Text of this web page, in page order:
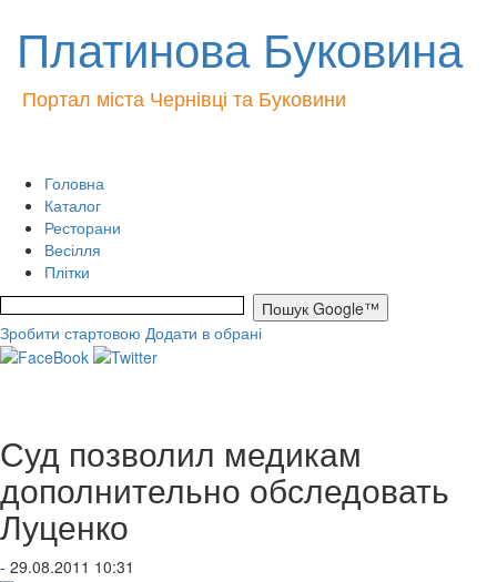
Платинова Буковина
Портал міста Чернівці та Буковини
Головна
Каталог
Ресторани
Весілля
Плітки
Зробити стартовою Додати в обрані
Суд позволил медикам
дополнительно обследовать
Луценко
- 29.08.2011 10:31